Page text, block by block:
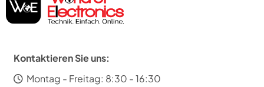
Kontaktieren Sie uns:
Montag - Freitag: 8:30 - 16:30